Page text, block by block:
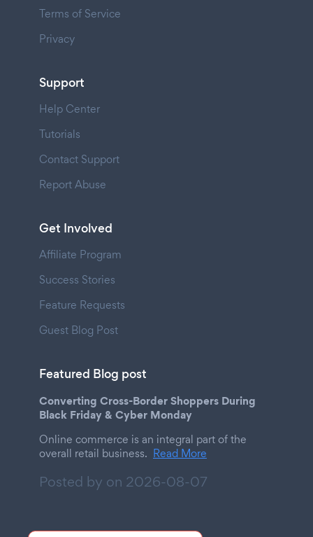
Terms of Service
Privacy
Support
Help Center
Tutorials
Contact Support
Report Abuse
Get Involved
Affiliate Program
Success Stories
Feature Requests
Guest Blog Post
Featured Blog post
Converting Cross-Border Shoppers During
Black Friday & Cyber Monday
Online commerce is an integral part of the
overall retail business. Read More
Posted by on 2026-08-07